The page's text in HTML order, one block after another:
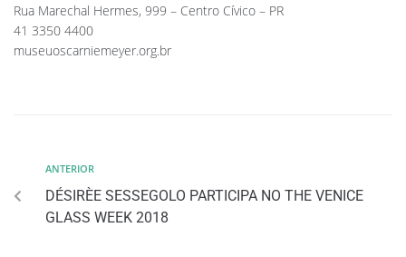
Rua Marechal Hermes, 999 – Centro Cívico – PR
41 3350 4400
museuoscarniemeyer.org.br
ANTERIOR
DÉSIRÈE SESSEGOLO PARTICIPA NO THE VENICE
GLASS WEEK 2018